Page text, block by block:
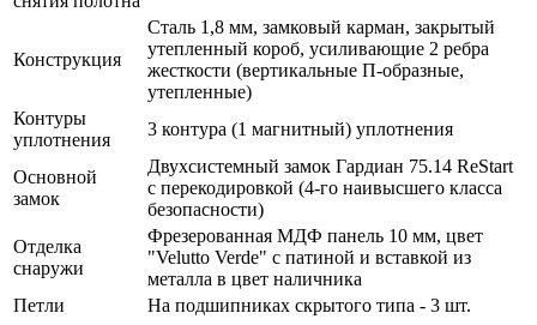
Конструкция
Сталь 1,8 мм, замковый карман, закрытый
утепленный короб, усиливающие 2 ребра
жесткости (вертикальные П-образные,
утепленные)
Контуры
уплотнения
3 контура (1 магнитный) уплотнения
Основной
замок
Двухсистемный замок Гардиан 75.14 ReStart
с перекодировкой (4-го наивысшего класса
безопасности)
Отделка
снаружи
Фрезерованная МДФ панель 10 мм, цвет
"Velutto Verde" с патиной и вставкой из
металла в цвет наличника
Петли
На подшипниках скрытого типа - 3 шт.